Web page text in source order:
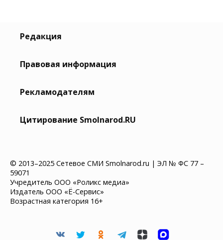
Редакция
Правовая информация
Рекламодателям
Цитирование Smolnarod.RU
© 2013–2025 Сетевое СМИ Smolnarod.ru | ЭЛ № ФС 77 –
59071
Учредитель ООО «Роликс медиа»
Издатель ООО «Ё-Сервис»
Возрастная категория 16+